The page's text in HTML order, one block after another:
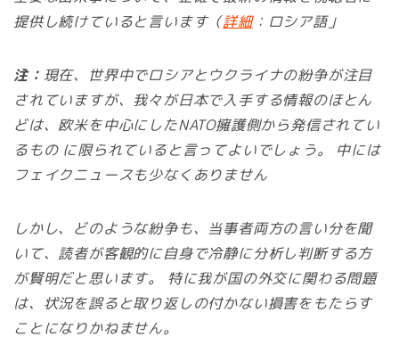
提供し続けていると言います（詳細：ロシア語」
注： 現在、世界中でロシアとウクライナの紛争が注目
されていますが、我々が日本で入手する情報のほとん
どは、欧米を中心にしたNATO擁護側から発信されてい
るもの に限られていると言ってよいでしょう。 中には
フェイクニュースも少なくありません
しかし、どのような紛争も、当事者両方の言い分を聞
いて、読者が客観的に自身で冷静に分析し判断する方
が賢明だと思います。 特に我が国の外交に関わる問題
は、状況を誤ると取り返しの付かない損害をもたらす
ことになりかねません。